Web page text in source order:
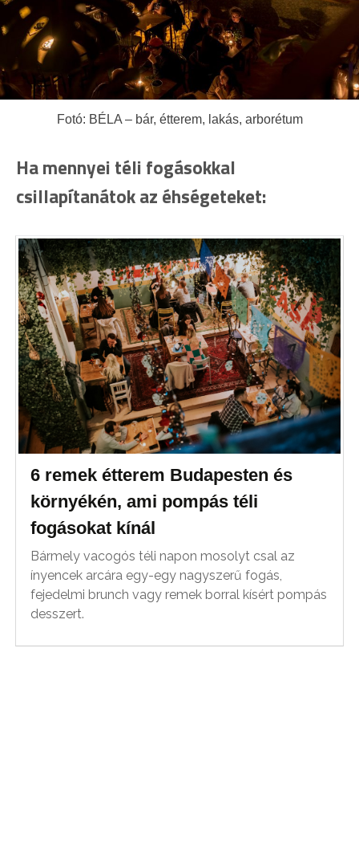
Fotó: BÉLA – bár, étterem, lakás, arborétum
Ha mennyei téli fogásokkal
csillapítanátok az éhségeteket:
6 remek étterem Budapesten és
környékén, ami pompás téli
fogásokat kínál
Bármely vacogós téli napon mosolyt csal az
ínyencek arcára egy-egy nagyszerű fogás,
fejedelmi brunch vagy remek borral kísért pompás
desszert.